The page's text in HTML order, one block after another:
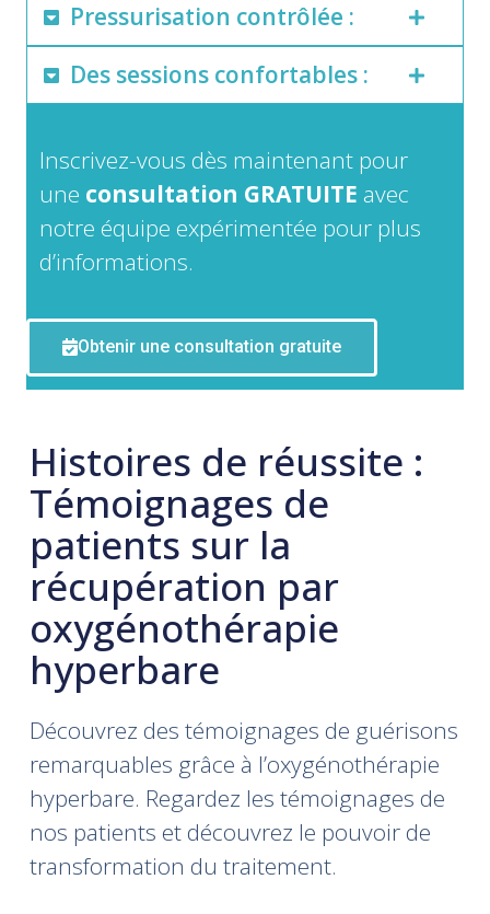
Pressurisation contrôlée :
Des sessions confortables :
Inscrivez-vous dès maintenant pour
une consultation GRATUITE avec
notre équipe expérimentée pour plus
d’informations.
Obtenir une consultation gratuite
Histoires de réussite :
Témoignages de
patients sur la
récupération par
oxygénothérapie
hyperbare
Découvrez des témoignages de guérisons
remarquables grâce à l’oxygénothérapie
hyperbare. Regardez les témoignages de
nos patients et découvrez le pouvoir de
transformation du traitement.